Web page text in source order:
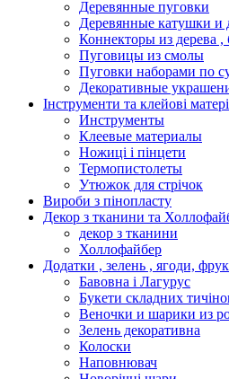
Деревянные пуговки
Деревянные катушки и
Коннекторы из дерева
Пуговицы из смолы
Пуговки наборами по
Декоративные
Інструменти та клейові
Инструменты
Клеевые материалы
Ножиці і пінцети
Термопистолеты
Утюжок для стрічок
Вироби з пінопласту
Декор з тканини та
декор з тканини
Холлофайбер
Додатки , зелень , ягоди,
Бавовна і Лагурус
Букети складних
Веночки и шарики из
Зелень декоративна
Колоски
Наповнювач